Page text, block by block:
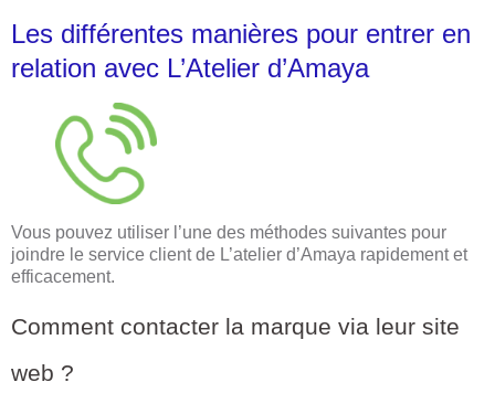
Les différentes manières pour entrer en
relation avec L’Atelier d’Amaya
Vous pouvez utiliser l’une des méthodes suivantes pour
joindre le service client de L’atelier d’Amaya rapidement et
efficacement.
Comment contacter la marque via leur site
web ?